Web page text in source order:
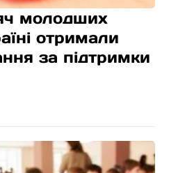
молодших
отримали
за підтримки